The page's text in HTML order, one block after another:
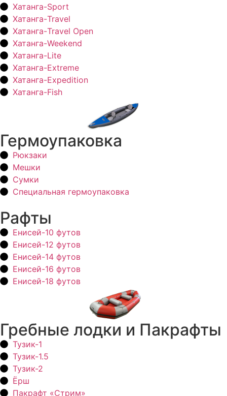
Хатанга-Sport
Хатанга-Travel
Хатанга-Travel Open
Хатанга-Weekend
Хатанга-Lite
Хатанга-Extreme
Хатанга-Expedition
Хатанга-Fish
Гермоупаковка
Рюкзаки
Мешки
Сумки
Специальная гермоупаковка
Рафты
Енисей-10 футов
Енисей-12 футов
Енисей-14 футов
Енисей-16 футов
Енисей-18 футов
Гребные лодки и Пакрафты
Тузик-1
Тузик-1.5
Тузик-2
Ёрш
Пакрафт «Стрим»